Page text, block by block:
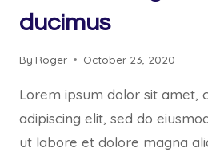
ducimus
By Roger October 23, 2020
Lorem ipsum dolor sit amet,
adipiscing elit, sed do
ut labore et dolore magna